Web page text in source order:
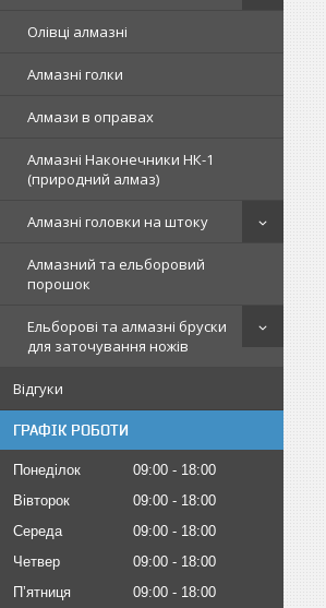
Олівці алмазні
Алмазні голки
Алмази в оправах
Алмазні Наконечники НК-1
(природний алмаз)
Алмазні головки на штоку
Алмазний та ельборовий
порошок
Ельборові та алмазні бруски
для заточування ножів
Відгуки
ГРАФІК РОБОТИ
Понеділок 09:00
18:00
Вівторок
09:00
18:00
Середа
09:00
18:00
Четвер
09:00
18:00
Пʼятниця
09:00
18:00